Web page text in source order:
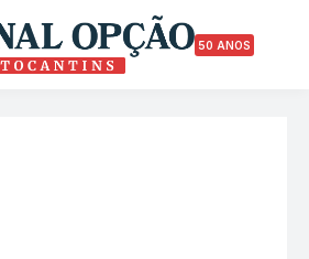
50 ANOS